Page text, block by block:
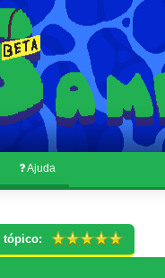
Ajuda
tópico: